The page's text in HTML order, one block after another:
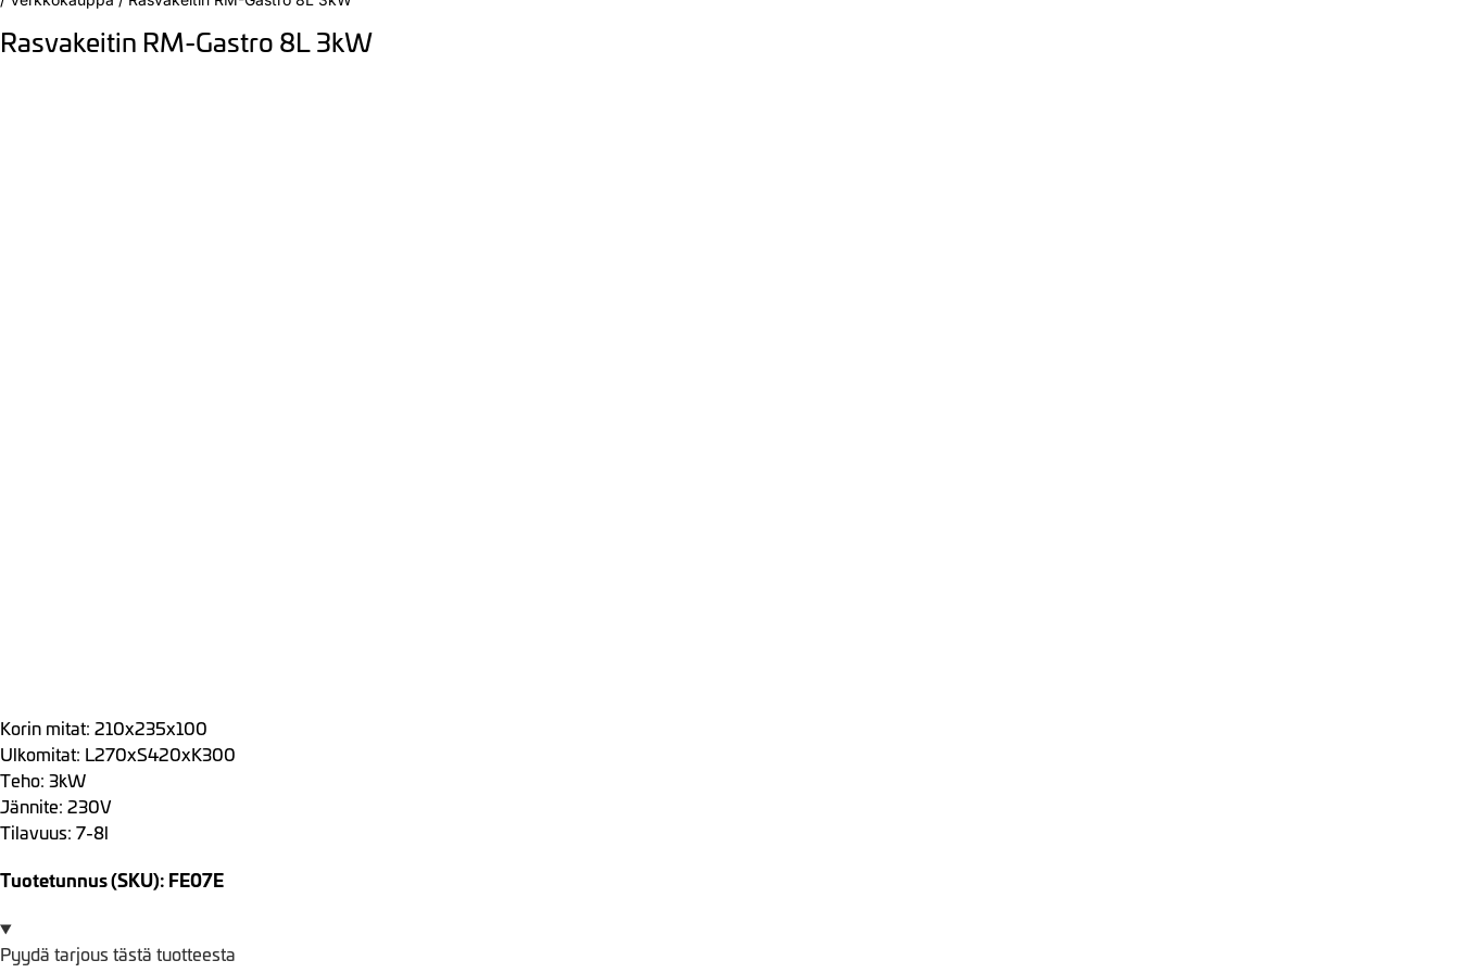
Rasvakeitin RM-Gastro 8L 3kW
Korin mitat: 210x235x100
Ulkomitat: L270xS420xK300
Teho: 3kW
Jännite: 230V
Tilavuus: 7-8l
Tuotetunnus (SKU): FE07E
Pyydä tarjous tästä tuotteesta